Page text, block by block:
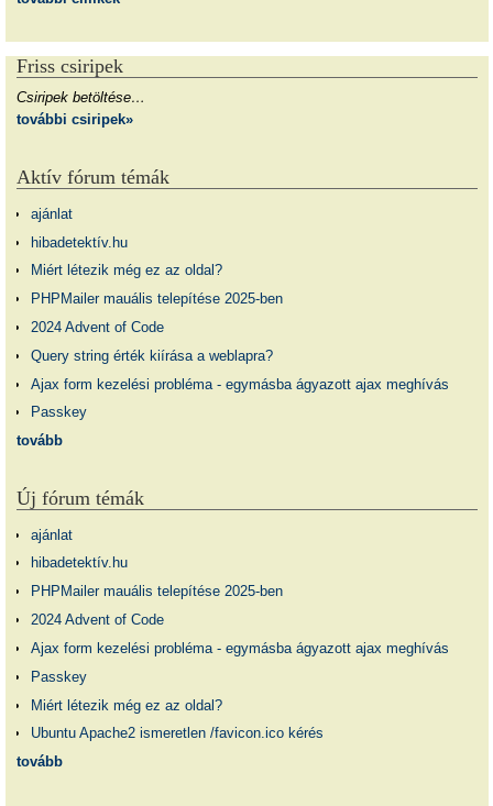
Friss csiripek
Csiripek betöltése…
további csiripek»
Aktív fórum témák
ajánlat
hibadetektív.hu
Miért létezik még ez az oldal?
PHPMailer mauális telepítése 2025-ben
2024 Advent of Code
Query string érték kiírása a weblapra?
Ajax form kezelési probléma - egymásba ágyazott ajax meghívás
Passkey
tovább
Új fórum témák
ajánlat
hibadetektív.hu
PHPMailer mauális telepítése 2025-ben
2024 Advent of Code
Ajax form kezelési probléma - egymásba ágyazott ajax meghívás
Passkey
Miért létezik még ez az oldal?
Ubuntu Apache2 ismeretlen /favicon.ico kérés
tovább